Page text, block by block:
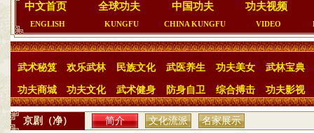
中文首页
ENGLISH
全球功夫
KUNGFU
中国功夫
CHINA KUNGFU
功夫视频
VIDEO
武术秘笈 欢乐武林 民族文化 武医养生 功夫美女 武林宝典
功夫商城 功夫文化 武术健身 防身自卫 综合搏击 功夫影视
京剧（净） 简介 文化流派 名家展示